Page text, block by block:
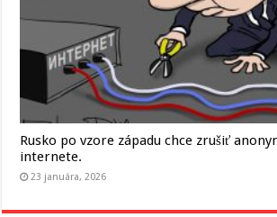
Rusko po vzore západu chce zrušiť
internete.
23 januára, 2026